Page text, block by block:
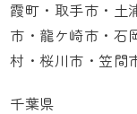
霞町・取手市・土
市・龍ケ崎市・石
村・桜川市・笠間
千葉県